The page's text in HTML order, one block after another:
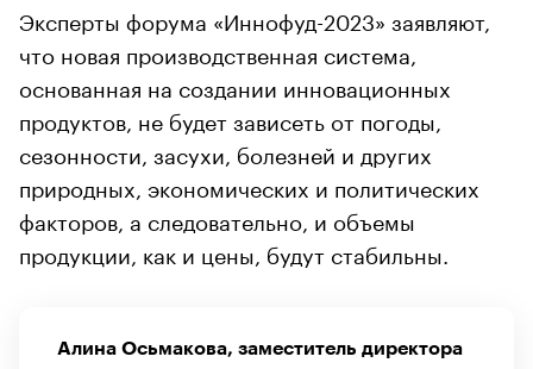
Эксперты форума «Иннофуд-2023» заявляют,
что новая производственная система,
основанная на создании инновационных
продуктов, не будет зависеть от погоды,
сезонности, засухи, болезней и других
природных, экономических и политических
факторов, а следовательно, и объемы
продукции, как и цены, будут стабильны.
Алина Осьмакова, заместитель директора